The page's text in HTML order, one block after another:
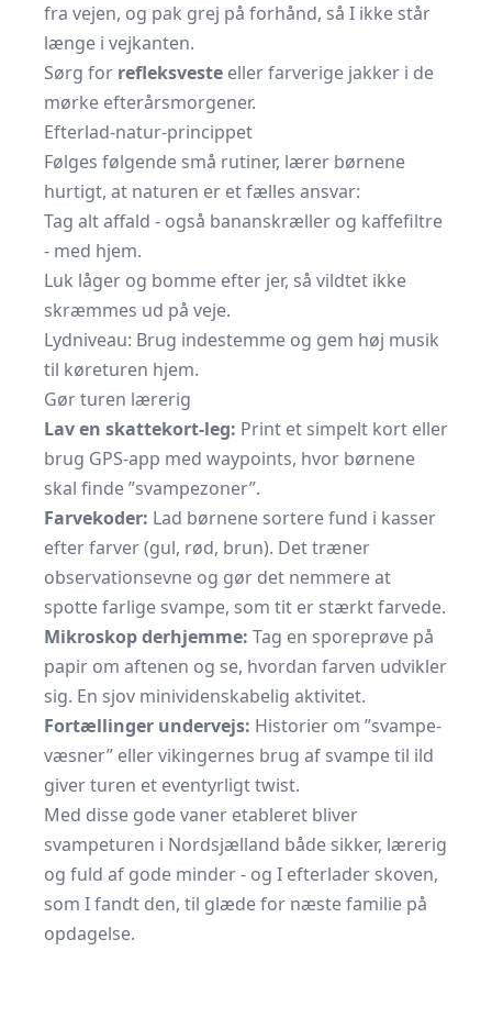
fra vejen, og pak grej på forhånd, så I ikke står
længe i vejkanten.
Sørg for refleksveste eller farverige jakker i de
mørke efterårs­morgener.
Efterlad-natur-princippet
Følges følgende små rutiner, lærer børnene
hurtigt, at naturen er et fælles ansvar:
Tag alt affald - også bananskræller og kaffe­filtre
- med hjem.
Luk låger og bomme efter jer, så vildtet ikke
skræmmes ud på veje.
Lydniveau: Brug indestemme og gem høj musik
til køreturen hjem.
Gør turen lærerig
Lav en skattekort-leg: Print et simpelt kort eller
brug GPS-app med waypoints, hvor børnene
skal finde ”svampezoner”.
Farvekoder: Lad børnene sortere fund i kasser
efter farver (gul, rød, brun). Det træner
observationsevne og gør det nemmere at
spotte farlige svampe, som tit er stærkt farvede.
Mikroskop derhjemme: Tag en spore­prøve på
papir om aftenen og se, hvordan farven udvikler
sig. En sjov mini­videnskabelig aktivitet.
Fortællinger undervejs: Historier om ”svampe­
væsner” eller vikingernes brug af svampe til ild
giver turen et eventyrligt twist.
Med disse gode vaner etableret bliver
svampeturen i Nordsjælland både sikker, lærerig
og fuld af gode minder - og I efterlader skoven,
som I fandt den, til glæde for næste familie på
opdagelse.